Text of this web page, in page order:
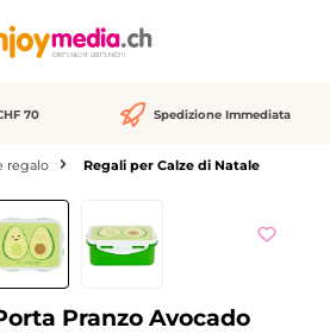
70 Spedizione Immediata
regalo Regali per Calze di Natale
Pranzo Avocado